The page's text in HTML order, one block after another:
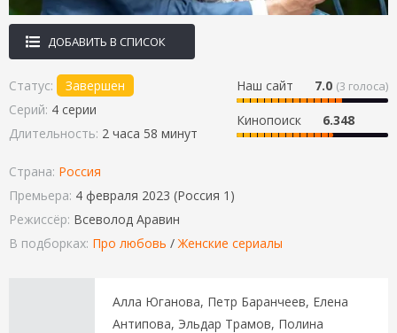
ДОБАВИТЬ В СПИСОК
Наш сайт 7.0 (3 голоса)
Кинопоиск 6.348
Статус:
Завершен
Серий: 4 серии
Длительность: 2 часа 58 минут
Страна: Россия
Премьера: 4 февраля 2023 (Россия 1)
Режиссёр: Всеволод Аравин
В подборках: Про любовь / Женские сериалы
Алла Юганова, Петр Баранчеев, Елена
Антипова, Эльдар Трамов, Полина